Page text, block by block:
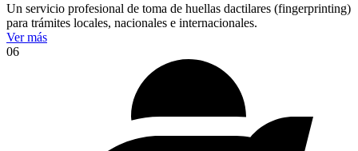
Un servicio profesional de toma de huellas dactilares (fingerprinting)
para trámites locales, nacionales e internacionales.
Ver más
06